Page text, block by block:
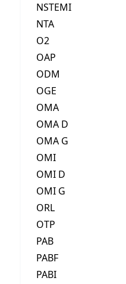
NSTEMI
NTA
O2
OAP
ODM
OGE
OMA
OMA D
OMA G
OMI
OMI D
OMI G
ORL
OTP
PAB
PABF
PABI